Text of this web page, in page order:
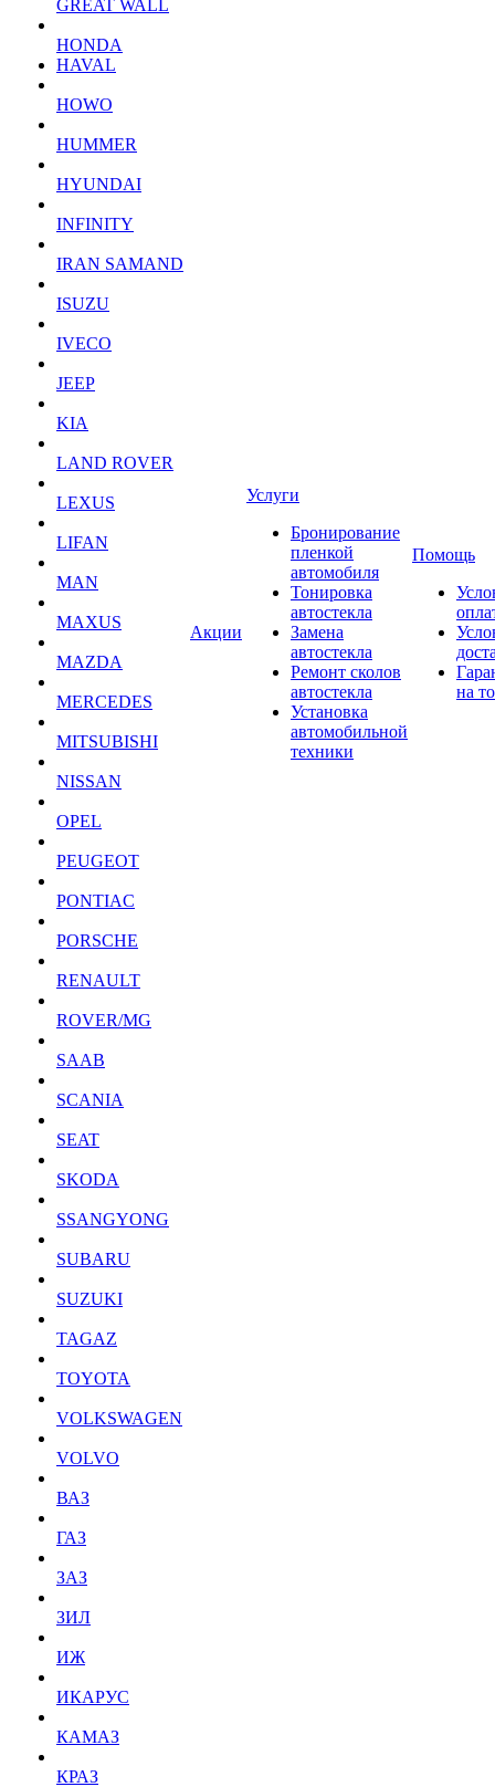
GREAT WALL
HONDA
HAVAL
HOWO
HUMMER
HYUNDAI
INFINITY
IRAN SAMAND
ISUZU
IVECO
JEEP
KIA
LAND ROVER
LEXUS
LIFAN
MAN
MAXUS
MAZDA
MERCEDES
MITSUBISHI
NISSAN
OPEL
PEUGEOT
PONTIAC
PORSCHE
RENAULT
ROVER/MG
SAAB
SCANIA
SEAT
SKODA
SSANGYONG
SUBARU
SUZUKI
TAGAZ
TOYOTA
VOLKSWAGEN
VOLVO
ВАЗ
ГАЗ
ЗАЗ
ЗИЛ
ИЖ
ИКАРУС
КАМАЗ
КРАЗ
Акции
Услуги
Бронирование
пленкой
автомобиля
Тонировка
автостекла
Замена
автостекла
Ремонт сколов
автостекла
Установка
автомобильной
техники
Помощь
на